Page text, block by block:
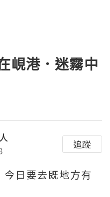
峴港．迷霧中
追蹤
日要去既地方有